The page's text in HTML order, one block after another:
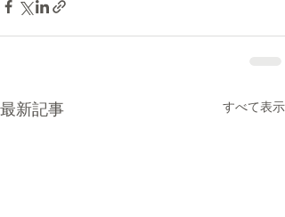
最新記事 すべて表示